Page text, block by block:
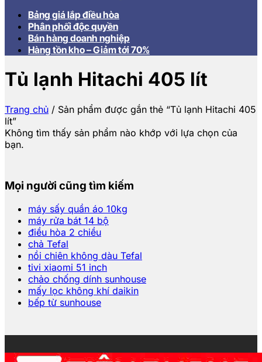
Bảng giá lắp điều hòa
Phân phối độc quyền
Bán hàng doanh nghiệp
Hàng tồn kho – Giảm tới 70%
Tủ lạnh Hitachi 405 lít
Trang chủ / Sản phẩm được gắn thẻ “Tủ lạnh Hitachi 405
lít”
Không tìm thấy sản phẩm nào khớp với lựa chọn của
bạn.
Mọi người cũng tìm kiếm
máy sấy quần áo 10kg
máy rửa bát 14 bộ
điều hòa 2 chiều
chả Tefal
nồi chiên không dàu Tefal
tivi xiaomi 51 inch
chảo chống dính sunhouse
mấy lọc không khí daikin
bếp từ sunhouse